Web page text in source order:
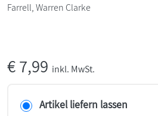
Farrell, Warren Clarke
€7,99 inkl. MwSt.
Artikel liefern lassen